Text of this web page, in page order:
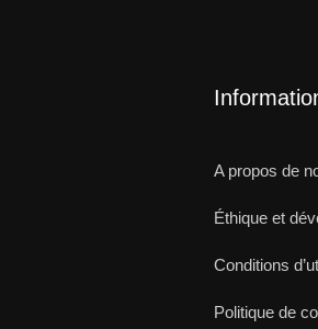
A propos de
Éthique et
Conditions
Politique de